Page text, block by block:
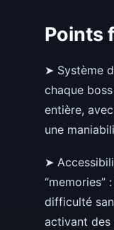
Points
➤ Système
chaque
entière,
une
➤
“memories”
difficulté
activant des